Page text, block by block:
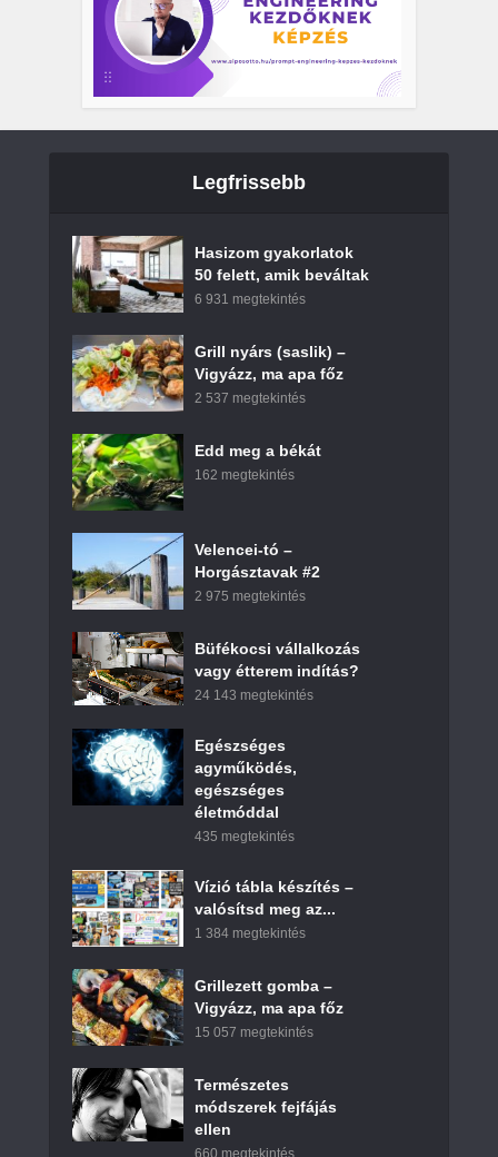
Legfrissebb
Hasizom gyakorlatok
50 felett, amik beváltak
6 931 megtekintés
Grill nyárs (saslik) –
Vigyázz, ma apa főz
2 537 megtekintés
Edd meg a békát
162 megtekintés
Velencei-tó –
Horgásztavak #2
2 975 megtekintés
Büfékocsi vállalkozás
vagy étterem indítás?
24 143 megtekintés
Egészséges
agyműködés,
egészséges
életmóddal
435 megtekintés
Vízió tábla készítés –
valósítsd meg az...
1 384 megtekintés
Grillezett gomba –
Vigyázz, ma apa főz
15 057 megtekintés
Természetes
módszerek fejfájás
ellen
660 megtekintés